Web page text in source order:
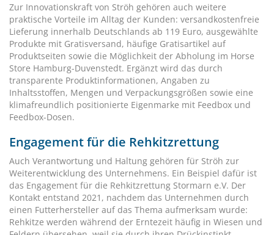
Zur Innovationskraft von Ströh gehören auch weitere
praktische Vorteile im Alltag der Kunden: versandkostenfreie
Lieferung innerhalb Deutschlands ab 119 Euro, ausgewählte
Produkte mit Gratisversand, häufige Gratisartikel auf
Produktseiten sowie die Möglichkeit der Abholung im Horse
Store Hamburg-Duvenstedt. Ergänzt wird das durch
transparente Produktinformationen, Angaben zu
Inhaltsstoffen, Mengen und Verpackungsgrößen sowie eine
klimafreundlich positionierte Eigenmarke mit Feedbox und
Feedbox-Dosen.
Engagement für die Rehkitzrettung
Auch Verantwortung und Haltung gehören für Ströh zur
Weiterentwicklung des Unternehmens. Ein Beispiel dafür ist
das Engagement für die Rehkitzrettung Stormarn e.V. Der
Kontakt entstand 2021, nachdem das Unternehmen durch
einen Futterhersteller auf das Thema aufmerksam wurde:
Rehkitze werden während der Erntezeit häufig in Wiesen und